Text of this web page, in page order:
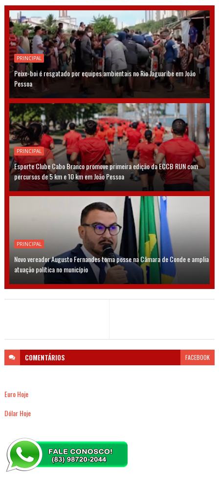
PRINCIPAL
Peixe-boi é resgatado por equipes ambientais no Rio Jaguaribe em João
Pessoa
PRINCIPAL
Esporte Clube Cabo Branco promove primeira edição da ECCB RUN com
percursos de 5 km e 10 km em João Pessoa
PRINCIPAL
Novo vereador Augusto Fernandes toma posse na Câmara de Conde e amplia
atuação política no município
COMENTÁRIOS FACEBOOK
Euro Hoje
Dólar Hoje